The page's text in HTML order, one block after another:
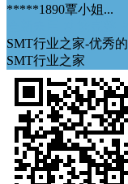
*****1890覃小姐...
SMT行业之家-优秀
SMT行业之家